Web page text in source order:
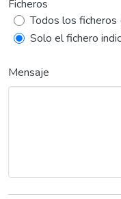
Ficheros
Todos los
Solo el fichero
Mensaje